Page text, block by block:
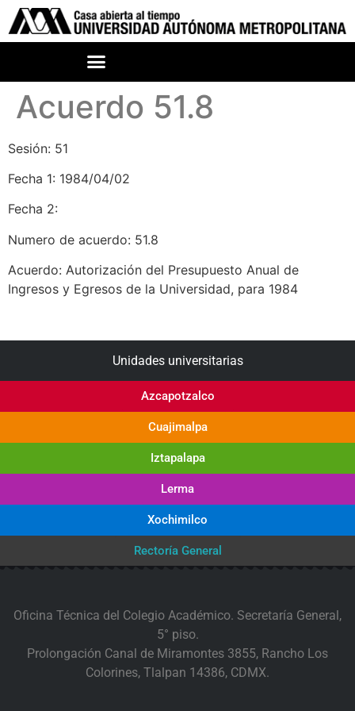
Acuerdo 51.8
Sesión: 51
Fecha 1: 1984/04/02
Fecha 2:
Numero de acuerdo: 51.8
Acuerdo: Autorización del Presupuesto Anual de
Ingresos y Egresos de la Universidad, para 1984
Unidades universitarias
Azcapotzalco
Cuajimalpa
Iztapalapa
Lerma
Xochimilco
Rectoría General
Oficina Técnica del Colegio Académico. Secretaría General,
5° piso.
Prolongación Canal de Miramontes 3855, Rancho Los
Colorines, Tlalpan 14386, CDMX.